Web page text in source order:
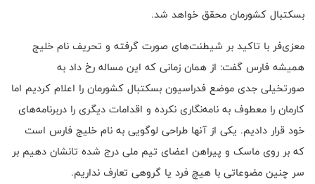
بسکتبال کشورمان محقق خواهد شد.
معزی‌فر با تاکید بر شیطنت‌های صورت گرفته و تحریف نام خلیج
همیشه فارس گفت: از همان زمانی که این مساله رخ داد به
صورتخیلی جدی موضع فدراسیون بسکتبال کشورمان را اعلام کردیم اما
کارمان را معطوف به نامه‌نگاری نکرده و اقدامات دیگری را دربرنامه‌های
خود قرار دادیم. یکی از آنها طراحی لوگویی به نام خلیج فارس است
که بر روی ماسک و پیراهن اعضای تیم ملی درج شده تانشان دهیم بر
سر چنین مضوعاتی با هیچ فرد یا گروهی تعارف نداریم.